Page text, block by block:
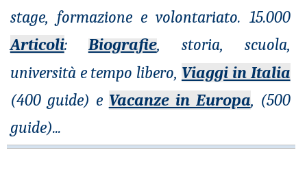
stage, formazione e volontariato. 15.000
Articoli: Biografie, storia, scuola,
università e tempo libero, Viaggi in Italia
(400 guide) e Vacanze in Europa, (500
guide)...